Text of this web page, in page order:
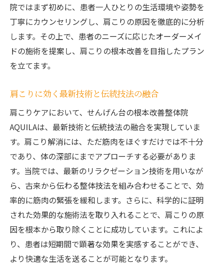
姿勢改善を通じた肩こりの根本解決
整体院AQUILAの先進的なアプローチとは
整体後の生活習慣改善アドバイス
肩こり再発を防ぐための効果的な方法
せんげん台駅近くの整体院AQUILAが肩こりに最
適な理由
地
肩こり専門の整体師による個別対応
リラックスできる施術環境の魅力
最新の研究と実績に基づく施術法
肩こり改善の実績で地元から高評価
柔軟な営業時間で通いやすい整体院
肩こりケアの新常識根本改善整体院AQUILAせん
げん台の魅力
肩こりを根本から改善する新しいケア法
整体院AQUILAのユニークな施術スタイル
院ではまず初めに、患者一人ひとりの生活環境や姿勢を
丁寧にカウンセリングし、肩こりの原因を徹底的に分析
します。その上で、患者のニーズに応じたオーダーメイ
ドの施術を提案し、肩こりの根本改善を目指したプラン
を立てます。
肩こりに効く最新技術と伝統技法の融合
肩こりケアにおいて、せんげん台の根本改善整体院
AQUILAは、最新技術と伝統技法の融合を実現していま
す。肩こり解消には、ただ筋肉をほぐすだけでは不十分
であり、体の深部にまでアプローチする必要がありま
す。当院では、最新のリラクゼーション技術を用いなが
ら、古来から伝わる整体技法を組み合わせることで、効
率的に筋肉の緊張を緩和します。さらに、科学的に証明
された効果的な施術法を取り入れることで、肩こりの原
因を根本から取り除くことに成功しています。これによ
り、患者は短期間で顕著な効果を実感することができ、
より快適な生活を送ることが可能となります。